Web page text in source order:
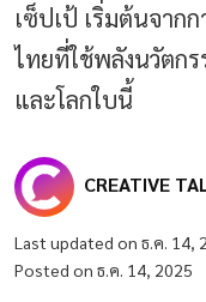
เซ็ปเป้ เริ่มต้นจาก
ไทยที่ใช้พลังนวัตก
และโลกใบนี้
CREATIVE
Last updated on ธ.ค. 14,
Posted on ธ.ค. 14, 2025